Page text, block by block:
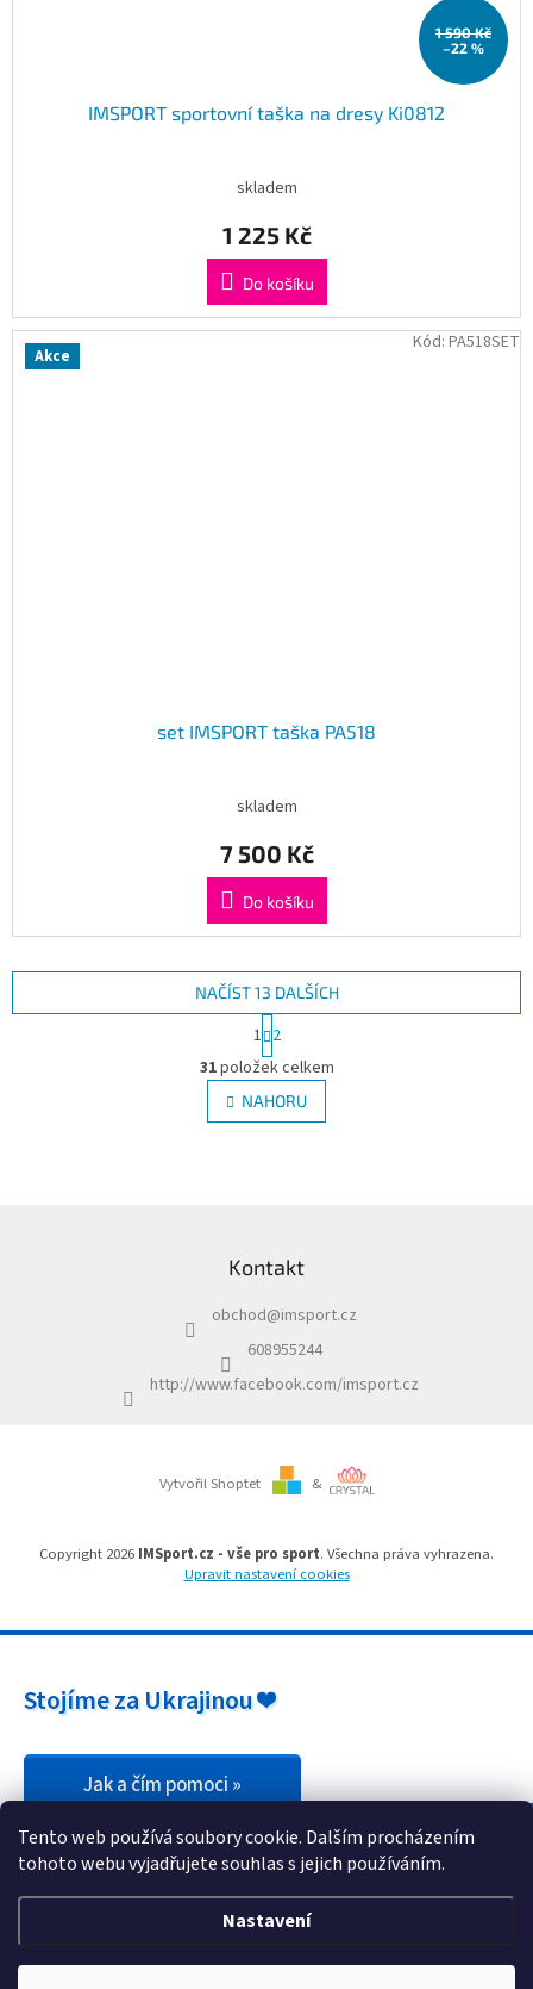
Tento web používá soubory cookie. Dalším procházením
tohoto webu vyjadřujete souhlas s jejich používáním.
Nastavení
1 590 Kč
–22 %
IMSPORT sportovní taška na dresy Ki0812
skladem
1 225 Kč
Do košíku
Akce
set IMSPORT taška PA518
skladem
7 500 Kč
Do košíku
Kód: PA518SET
O
v
l
á
r
v
k
y
v
ý
p
NAČÍST 13 DALŠÍCH
t
r
á
n
k
1 2
31položek celkem
NAHORU
Kontakt
obchod@imsport.cz
608955244
http://www.facebook.com/imsport.cz
Vytvořil Shoptet &
Copyright 2026 IMSport.cz - vše pro sport. Všechna práva vyhrazena.
Upravit nastavení cookies
Stojíme za Ukrajinou ❤️
Jak a čím pomoci »